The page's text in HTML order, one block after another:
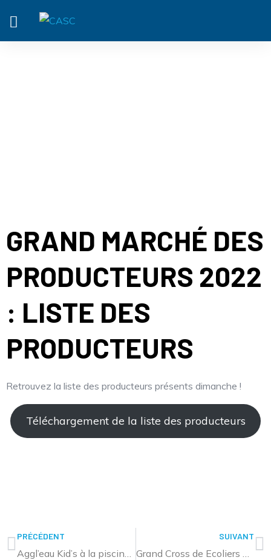
GRAND MARCHÉ DES
PRODUCTEURS 2022
: LISTE DES
PRODUCTEURS
Retrouvez la liste des producteurs présents dimanche !
Téléchargement de la liste des producteurs
PRÉCÉDENT
Aggl’eau Kid’s à la piscine de Sarralbe
SUIVANT
Grand Cross de Ecoliers 2022